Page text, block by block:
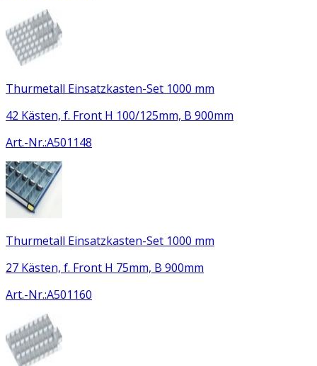
Thurmetall Einsatzkasten-Set 1000 mm
42 Kästen, f. Front H 100/125mm, B 900mm
Art.-Nr.:A501148
Thurmetall Einsatzkasten-Set 1000 mm
27 Kästen, f. Front H 75mm, B 900mm
Art.-Nr.:A501160